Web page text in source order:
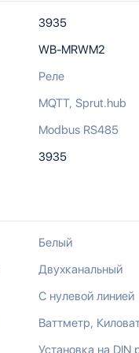
3935
WB-MRWM2
Реле
MQTT Sprut.hub
Modbus RS485
3935
Белый
Двухканальный
С нулевой линией
Ваттметр
Установка на DIN